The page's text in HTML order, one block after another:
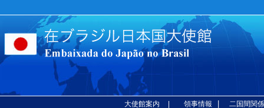
大使館案内 | 領事情報 二国間関係